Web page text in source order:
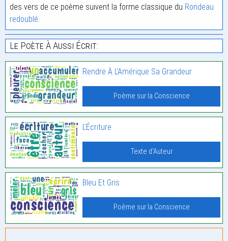
des vers de ce poème suivent la forme classique du Rondeau
redoublé
Le Poète À Aussi Écrit:
Rendre À L’Amérique Sa Grandeur
Poème sur la Conscience
L’Écriture
Texte d'Auteur
Bleu Et Gris
Poème sur la Conscience